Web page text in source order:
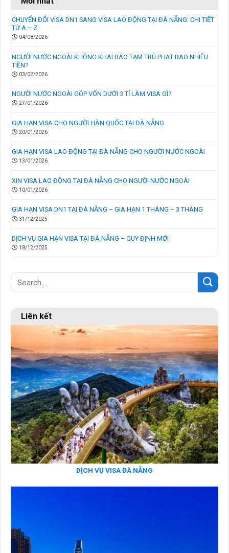
CHUYỂN ĐỔI VISA DN1 SANG VISA LAO ĐỘNG TẠI ĐÀ NẴNG: CHI TIẾT
TỪ A – Z
04/08/2026
NGƯỜI NƯỚC NGOÀI KHÔNG KHAI BÁO TẠM TRÚ PHẠT BAO NHIÊU
TIỀN?
03/02/2026
NGƯỜI NƯỚC NGOÀI GÓP VỐN DƯỚI 3 TỈ LÀM VISA GÌ?
27/01/2026
GIA HẠN VISA CHO NGƯỜI HÀN QUỐC TẠI ĐÀ NẴNG
20/01/2026
GIA HẠN VISA LAO ĐỘNG TẠI ĐÀ NẴNG CHO NGƯỜI NƯỚC NGOÀI
13/01/2026
XIN VISA LAO ĐỘNG TẠI ĐÀ NẴNG CHO NGƯỜI NƯỚC NGOÀI
10/01/2026
GIA HẠN VISA DN1 TẠI ĐÀ NẴNG – GIA HẠN 1 THÁNG – 3 THÁNG
31/12/2025
DỊCH VỤ GIA HẠN VISA TẠI ĐÀ NẴNG – QUY ĐỊNH MỚI
18/12/2025
Liên kết
DỊCH VỤ VISA ĐÀ NẴNG